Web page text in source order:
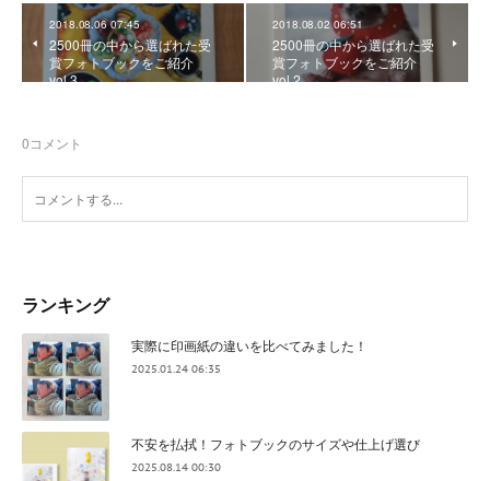
2018.08.06 07:45
2500冊の中から選ばれた受
賞フォトブックをご紹介
vol 3
2018.08.02 06:51
2500冊の中から選ばれた受
賞フォトブックをご紹介
vol 2
0コメント
ランキング
実際に印画紙の違いを比べてみました！
2025.01.24 06:35
不安を払拭！フォトブックのサイズや仕上げ選び
2025.08.14 00:30